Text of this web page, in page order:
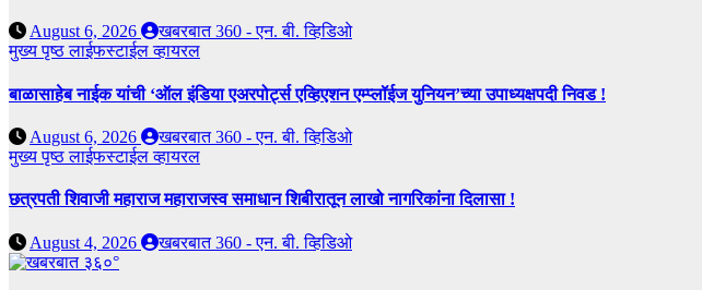
August 6, 2026
खबरबात 360 - एन. बी. व्हिडिओ
मुख्य पृष्ठलाईफस्टाईलव्हायरल
बाळासाहेब नाईक यांची ‘ऑल इंडिया एअरपोर्ट्स एव्हिएशन एम्प्लॉईज युनियन’च्या उपाध्यक्षपदी निवड !
August 6, 2026
खबरबात 360 - एन. बी. व्हिडिओ
मुख्य पृष्ठलाईफस्टाईलव्हायरल
छत्रपती शिवाजी महाराज महाराजस्व समाधान शिबीरातून लाखो नागरिकांना दिलासा !
August 4, 2026 खबरबात 360 - एन. बी. व्हिडिओ